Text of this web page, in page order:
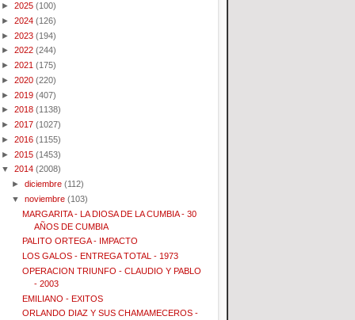
► 2025 (100)
► 2024 (126)
► 2023 (194)
► 2022 (244)
► 2021 (175)
► 2020 (220)
► 2019 (407)
► 2018 (1138)
► 2017 (1027)
► 2016 (1155)
► 2015 (1453)
▼ 2014 (2008)
►diciembre (112)
▼noviembre (103)
MARGARITA - LA DIOSA DE LA CUMBIA - 30
AÑOS DE CUMBIA
PALITO ORTEGA - IMPACTO
LOS GALOS - ENTREGA TOTAL - 1973
OPERACION TRIUNFO - CLAUDIO Y PABLO
- 2003
EMILIANO - EXITOS
ORLANDO DIAZ Y SUS CHAMAMECEROS -